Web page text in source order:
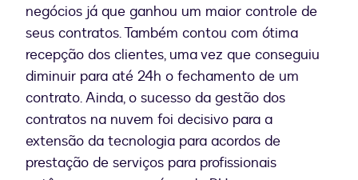
negócios já que ganhou um maior controle de
seus contratos. Também contou com ótima
recepção dos clientes, uma vez que conseguiu
diminuir para até 24h o fechamento de um
contrato. Ainda, o sucesso da gestão dos
contratos na nuvem foi decisivo para a
extensão da tecnologia para acordos de
prestação de serviços para profissionais